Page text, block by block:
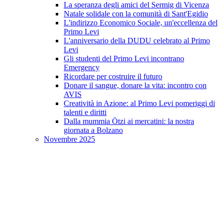
La speranza degli amici del Sermig di Vicenza
Natale solidale con la comunità di Sant'Egidio
L'indirizzo Economico Sociale, un'eccellenza del
Primo Levi
L'anniversario della DUDU celebrato al Primo
Levi
Gli studenti del Primo Levi incontrano
Emergency
Ricordare per costruire il futuro
Donare il sangue, donare la vita: incontro con
AVIS
Creatività in Azione: al Primo Levi pomeriggi di
talenti e diritti
Dalla mummia Ötzi ai mercatini: la nostra
giornata a Bolzano
Novembre 2025